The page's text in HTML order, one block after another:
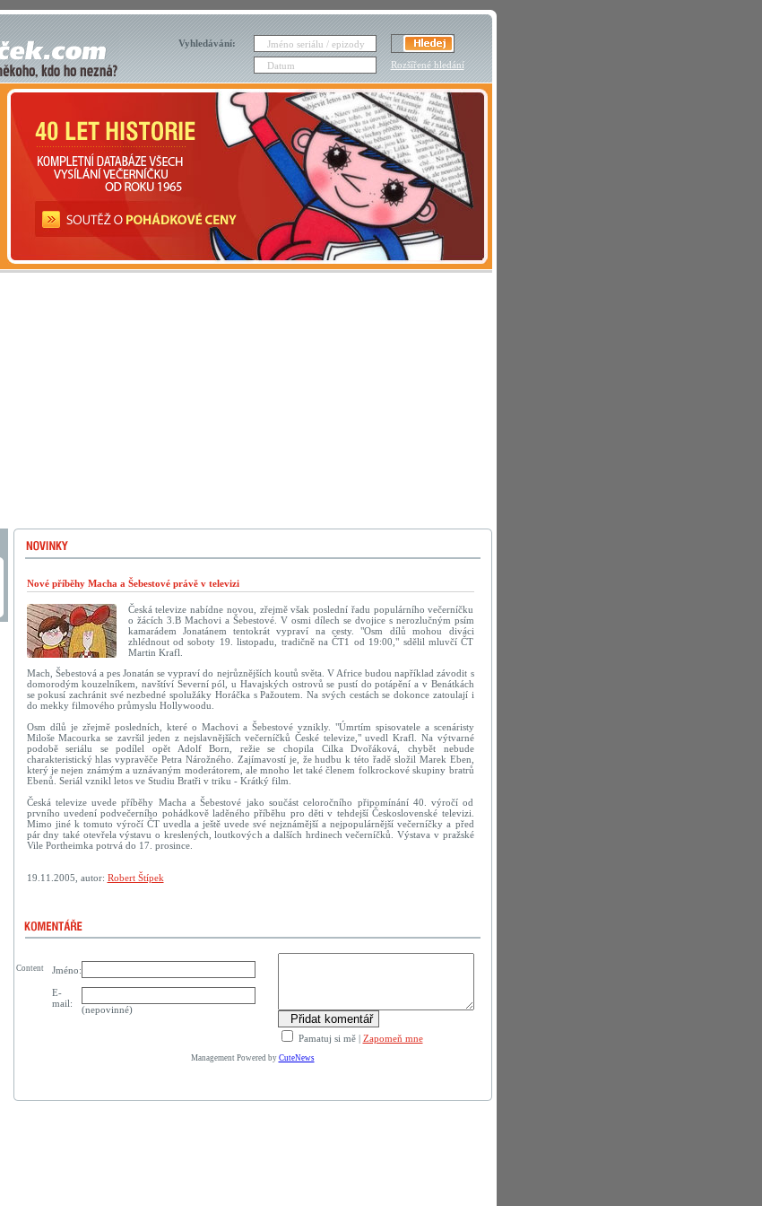
Vyhledávání:
Rozšířené hledání
Nové příběhy Macha a Šebestové právě v televizi
Česká televize nabídne novou, zřejmě však poslední řadu populárního večerníčku
o žácích 3.B Machovi a Šebestové. V osmi dílech se dvojice s nerozlučným psím
kamarádem Jonatánem tentokrát vypraví na cesty. "Osm dílů mohou diváci
zhlédnout od soboty 19. listopadu, tradičně na ČT1 od 19:00," sdělil mluvčí ČT
Martin Krafl.
Mach, Šebestová a pes Jonatán se vypraví do nejrůznějších koutů světa. V Africe budou například závodit s
domorodým kouzelníkem, navštíví Severní pól, u Havajských ostrovů se pustí do potápění a v Benátkách
se pokusí zachránit své nezbedné spolužáky Horáčka s Pažoutem. Na svých cestách se dokonce zatoulají i
do mekky filmového průmyslu Hollywoodu.
Osm dílů je zřejmě posledních, které o Machovi a Šebestové vznikly. "Úmrtím spisovatele a scenáristy
Miloše Macourka se završil jeden z nejslavnějších večerníčků České televize," uvedl Krafl. Na výtvarné
podobě seriálu se podílel opět Adolf Born, režie se chopila Cilka Dvořáková, chybět nebude
charakteristický hlas vypravěče Petra Nárožného. Zajímavostí je, že hudbu k této řadě složil Marek Eben,
který je nejen známým a uznávaným moderátorem, ale mnoho let také členem folkrockové skupiny bratrů
Ebenů. Seriál vznikl letos ve Studiu Bratři v triku - Krátký film.
Česká televize uvede příběhy Macha a Šebestové jako součást celoročního připomínání 40. výročí od
prvního uvedení podvečerního pohádkově laděného příběhu pro děti v tehdejší Československé televizi.
Mimo jiné k tomuto výročí ČT uvedla a ještě uvede své nejznámější a nejpopulárnější večerníčky a před
pár dny také otevřela výstavu o kreslených, loutkových a dalších hrdinech večerníčků. Výstava v pražské
Vile Portheimka potrvá do 17. prosince.
19.11.2005, autor: Robert Štípek
Jméno:
Pamatuj si mě| Zapomeň mne
E-
mail:
(nepovinné)
Content
Management Powered by CuteNews